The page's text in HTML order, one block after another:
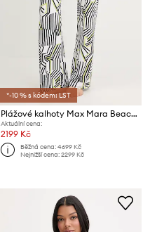
*-10 % s kódem: LST
Plážové kalhoty Max Mara Beachwear
Aktuální cena:
2199 Kč
Běžná cena:4699 Kč
Nejnižší cena:2299 Kč